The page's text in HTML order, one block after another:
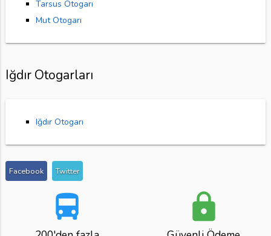
Tarsus Otogarı
Mut Otogarı
Iğdır Otogarları
Iğdır Otogarı
Facebook Twitter
directions_bus lock